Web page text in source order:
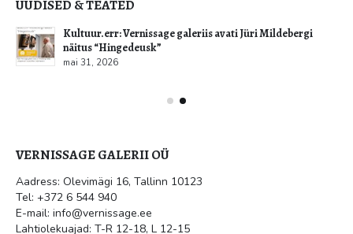
UUDISED & TEATED
Kultuur.err: Vernissage galeriis avati Jüri Mildebergi
näitus “Hingedeusk”
mai 31, 2026
VERNISSAGE GALERII OÜ
Aadress: Olevimägi 16, Tallinn 10123
Tel: +372 6 544 940
E-mail: info@vernissage.ee
Lahtiolekuajad: T-R 12-18, L 12-15